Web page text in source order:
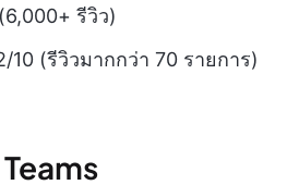
รีวิว)
10 (รีวิวมากกว่า 70 รายการ)